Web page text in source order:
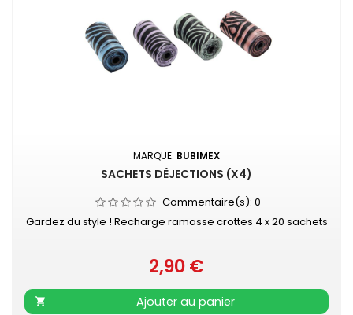
MARQUE: BUBIMEX
SACHETS DÉJECTIONS (X4)
Commentaire(s): 0
Gardez du style ! Recharge ramasse crottes 4 x 20 sachets
Prix
2,90 €

Ajouter au panier